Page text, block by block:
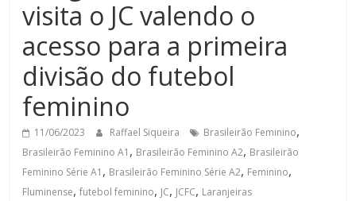
visita o JC valendo o
acesso para a primeira
divisão do futebol
feminino
11/06/2023 Raffael Siqueira Brasileirão Feminino,
Brasileirão Feminino A1 , Brasileirão Feminino A2, Brasileirão
Feminino Série A1 , Brasileirão Feminino Série A2, Feminino,
Fluminense,futebol feminino, JC, JCFC, Laranjeiras